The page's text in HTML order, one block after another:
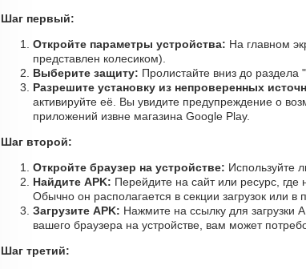
Шаг первый:
Откройте параметры устройства: На главном
представлен колесиком).
Выберите защиту: Пролистайте вниз до раздела
Разрешите установку из непроверенных
активируйте её. Вы увидите предупреждение о
приложений извне магазина Google Play.
Шаг второй:
Откройте браузер на устройстве: Используйте
Найдите APK: Перейдите на сайт или ресурс, где
Обычно он располагается в секции загрузок или в
Загрузите APK: Нажмите на ссылку для загрузки
вашего браузера на устройстве, вам может
Шаг третий: